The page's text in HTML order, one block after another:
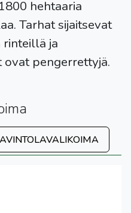
hehtaaria
Tarhat sijaitsevat
ja
pengerrettyjä.